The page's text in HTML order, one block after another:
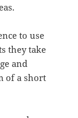
to use
they take
and
of a short